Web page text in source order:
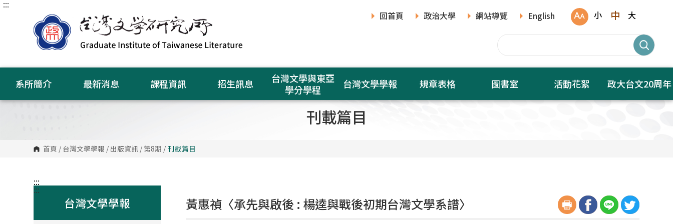
跳
:::
回首頁
政治大學 網站導覽 English 小 中 大
系所簡介 最新消息 課程資訊 招生訊息
台灣文學與東亞
學分學程
台灣文學學報 規章表格 圖書室 活動花絮 政大台文20周年
刊載篇目
首頁 / 台灣文學學報 / 出版資訊 / 第8期 / 刊載篇目
:::
台灣文學學報
:::
黃惠禎〈承先與啟後 : 楊逵與戰後初期台灣文學系譜〉